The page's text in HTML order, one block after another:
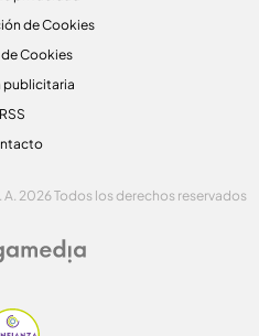
de Cookies
Cookies
publicitaria
RSS
2026 Todos los derechos reservados